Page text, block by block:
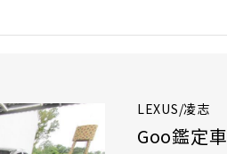
LEXUS/凌志
Goo鑑定車